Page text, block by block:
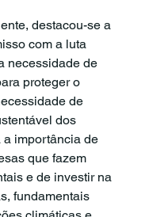
destacou-se a
com a luta
necessidade de
proteger o
de
dos
a importância de
que fazem
e de investir na
fundamentais